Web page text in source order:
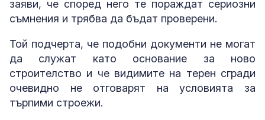
заяви, че според него те пораждат сериозни
съмнения и трябва да бъдат проверени.
Той подчерта, че подобни документи не могат
да служат като основание за ново
строителство и че видимите на терен сгради
очевидно не отговарят на условията за
търпими строежи.